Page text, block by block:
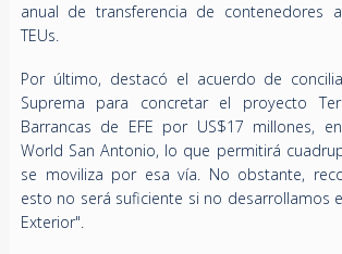
anual de transferencia de contenedores
TEUs.
Por último, destacó el acuerdo de
Suprema para concretar el proyecto
Barrancas de EFE por US$17 millones,
World San Antonio, lo que permitirá
se moviliza por esa vía. No obstante,
esto no será suficiente si no desarrollamos
Exterior".